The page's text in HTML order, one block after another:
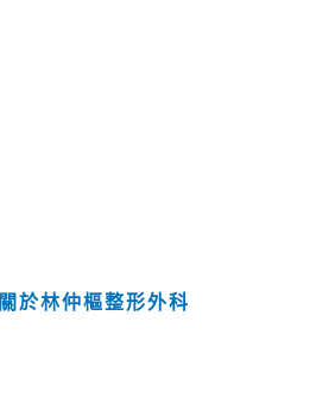
關於林仲樞整形外科